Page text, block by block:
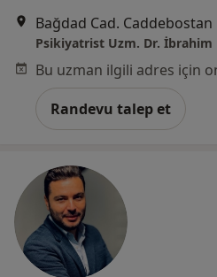
Psikiyatrist Uzm. Dr. İbrahim
Randevu talep et